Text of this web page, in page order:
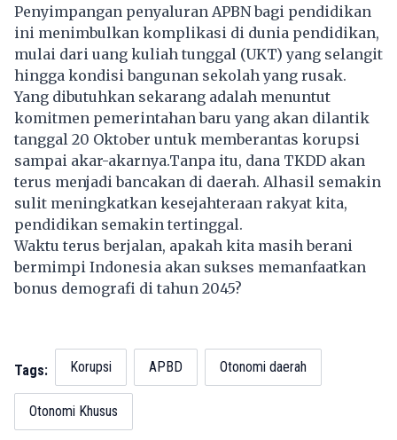
Penyimpangan penyaluran APBN bagi pendidikan
ini menimbulkan komplikasi di dunia pendidikan,
mulai dari uang kuliah tunggal (UKT) yang selangit
hingga kondisi bangunan sekolah yang rusak.
Yang dibutuhkan sekarang adalah menuntut
komitmen pemerintahan baru yang akan dilantik
tanggal 20 Oktober untuk memberantas korupsi
sampai akar-akarnya.Tanpa itu, dana TKDD akan
terus menjadi bancakan di daerah. Alhasil semakin
sulit meningkatkan kesejahteraan rakyat kita,
pendidikan semakin tertinggal.
Waktu terus berjalan, apakah kita masih berani
bermimpi Indonesia akan sukses memanfaatkan
bonus demografi di tahun 2045?
Tags: Korupsi APBD Otonomi daerah
Otonomi Khusus